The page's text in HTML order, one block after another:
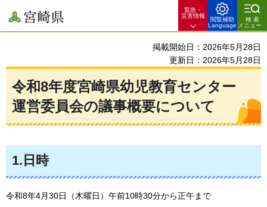
宮崎県
緊急・
災害情報
閲覧補助
Language
検索
メニュー
掲載開始日：2026年5月28日
更新日：2026年5月28日
令和8年度宮崎県幼児教育センター
運営委員会の議事概要について
1.日時
令和8年4月30日（木曜日）午前10時30分から正午まで